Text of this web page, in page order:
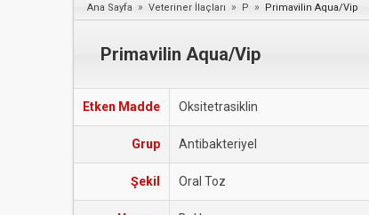
Ana Sayfa » Veteriner İlaçları » P » Primavilin Aqua/Vip
Primavilin Aqua/Vip
Etken Madde Oksitetrasiklin
Grup Antibakteriyel
Şekil Oral Toz